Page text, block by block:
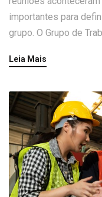
importantes para
grupo. O Grupo de
Leia Mais